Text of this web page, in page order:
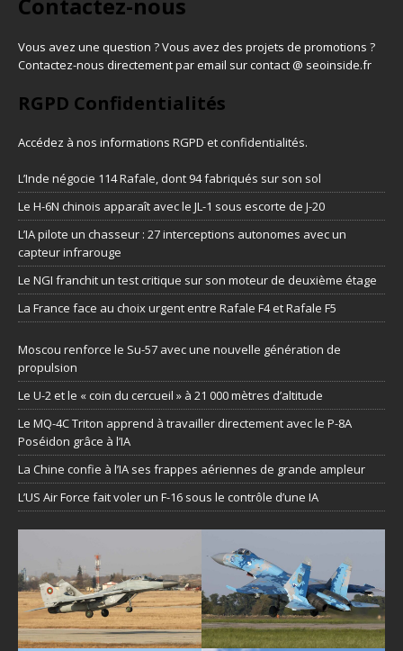
Vous avez une question ? Vous avez des projets de promotions ?
Contactez-nous directement par email sur contact @ seoinside.fr
RGPD Confidentialités
Accédez à nos informations RGPD et confidentialités.
L’Inde négocie 114 Rafale, dont 94 fabriqués sur son sol
Le H-6N chinois apparaît avec le JL-1 sous escorte de J-20
L’IA pilote un chasseur : 27 interceptions autonomes avec un
capteur infrarouge
Le NGI franchit un test critique sur son moteur de deuxième étage
La France face au choix urgent entre Rafale F4 et Rafale F5
Moscou renforce le Su-57 avec une nouvelle génération de
propulsion
Le U-2 et le « coin du cercueil » à 21 000 mètres d’altitude
Le MQ-4C Triton apprend à travailler directement avec le P-8A
Poséidon grâce à l’IA
La Chine confie à l’IA ses frappes aériennes de grande ampleur
L’US Air Force fait voler un F-16 sous le contrôle d’une IA